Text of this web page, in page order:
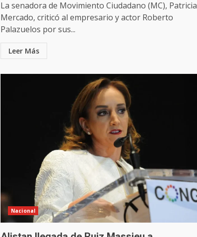
La senadora de Movimiento Ciudadano (MC), Patricia
Mercado, criticó al empresario y actor Roberto
Palazuelos por sus...
Leer Más
Nacional